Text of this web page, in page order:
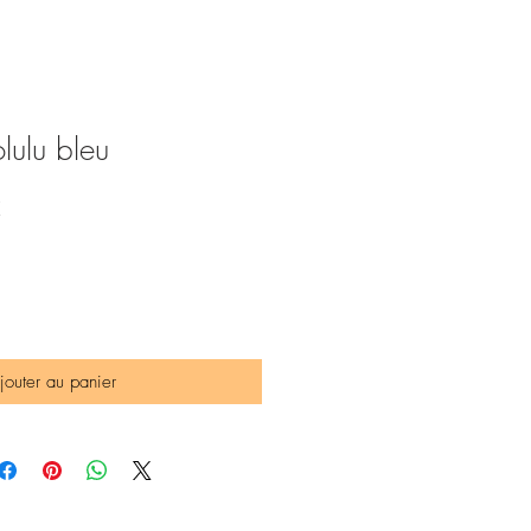
bleu
au panier